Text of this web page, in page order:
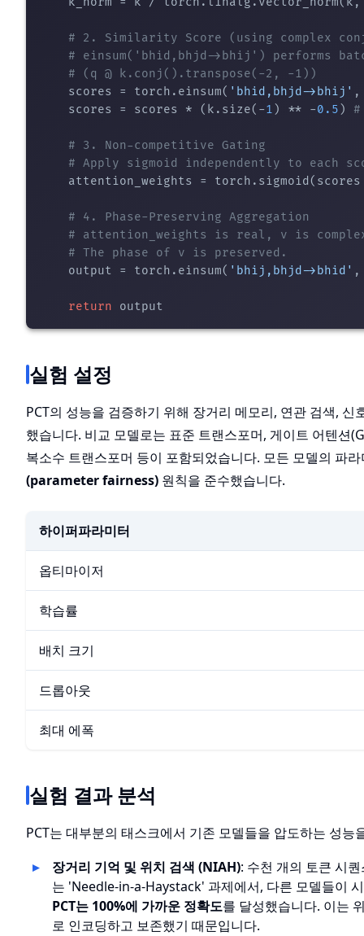
# 2. Similarity Score (using complex
# einsum('bhid,bhjd->bhij') performs
# (q @ k.conj().transpose(-2, -1))
    scores = torch.einsum(
'bhid,bhjd->bhij' ,
    scores = scores * (k.size(-
1 ) ** -0.5 )
# 3. Non-competitive Gating
# Apply sigmoid independently to each
attention_weights =
# 4. Phase-Preserving Aggregation
# attention_weights is real, v is
# The phase of v is preserved.
    output = torch.einsum(
'bhij,bhjd->bhid' ,
return
실험 설정
PCT의 성능을 검증하기 위해 장거리 메모리, 연관 검색,
했습니다. 비교 모델로는 표준 트랜스포머, 게이트 어텐션
복소수 트랜스포머 등이 포함되었습니다. 모든 모델의 파
(parameter fairness) 원칙을 준수했습니다.
하이퍼파라미터
옵티마이저
학습률
배치 크기
드롭아웃
최대 에폭
실험 결과 분석
PCT는 대부분의 태스크에서 기존 모델들을 압도하는 성능
장거리 기억 및 위치 검색 (NIAH): 수천 개의 토큰 시
는 'Needle-in-a-Haystack' 과제에서, 다른 모델들이
PCT는 100%에 가까운 정확도를 달성했습니다. 이는
로 인코딩하고 보존했기 때문입니다.